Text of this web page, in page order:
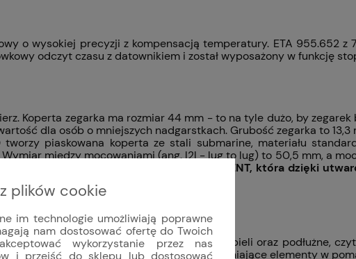
o wysokiej precyzji z kompensacją temperatury. ETA 955.652 z
odczyt czasu z datownikiem i został wyposażony w funkcję
Koperta zegarka ma rozmiar 44 mm - to na tyle dużo, by zegarek
dla osób o mniejszych nadgarstkach. Grubość zegarka to 13,3
piaskowana koperta ze stali submarine, materiału
między mocowaniami (ang. l2l - lug to lug) to 50,5 mm, a
Hard Coating na bazie technologii TEGIMENT, która dzięki
godzinowa i minutowa w kolorze bieli oraz podłużne,
tak samo jak zegarki z serii U1 ma uzupełniające elementy w
plików cookie
im technologie umożliwiają poprawne
nam dostosować ofertę do Twoich
wykorzystanie przez nas
i przejść do sklepu lub dostosować